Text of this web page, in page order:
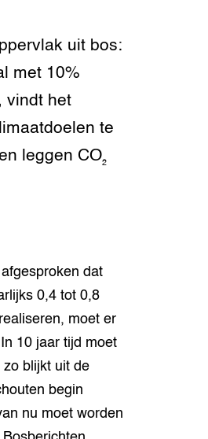
uit bos:
met 10%
vindt het
te
leggen CO₂
dat
0,4 tot 0,8
moet er
10 jaar tijd moet
blijkt uit de
begin
nu moet worden